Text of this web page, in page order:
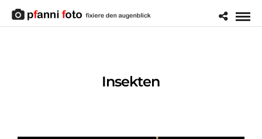
Insekten